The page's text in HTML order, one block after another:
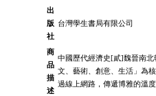
出
版
社
台灣學生書局有限公司
商
品
描
述
中國歷代經濟史[貳]魏晉南北
文、藝術、創意、生活」為
過線上網路，傳遞博雅的溫